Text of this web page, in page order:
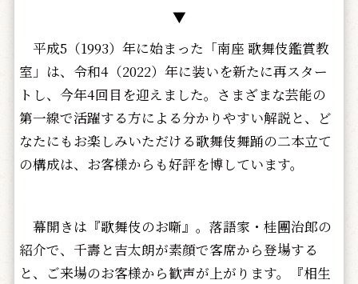
▼
平成5（1993）年に始まった「南座 歌舞伎鑑賞教
室」は、令和4（2022）年に装いを新たに再スター
トし、今年4回目を迎えました。さまざまな芸能の
第一線で活躍する方による分かりやすい解説と、ど
なたにもお楽しみいただける歌舞伎舞踊の二本立て
の構成は、お客様からも好評を博しています。
幕開きは『歌舞伎のお噺』。落語家・桂團治郎の
紹介で、千壽と吉太朗が素顔で客席から登場する
と、ご来場のお客様から歓声が上がります。『相生